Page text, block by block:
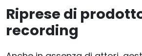
Riprese di
recording